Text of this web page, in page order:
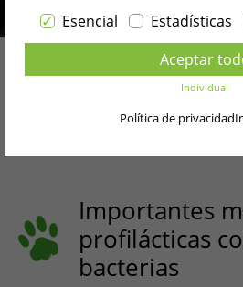
Seleccione el idioma
ENGLISH
NEDERLANDS
PORTUGUÊS
FRANÇAIS
en el hogar
Importantes
profilácticas
bacterias
Esencial Estadísticas
Aceptar
Individual
Política de privacidad